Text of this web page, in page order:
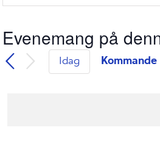
Evenemang på
Idag Kommande